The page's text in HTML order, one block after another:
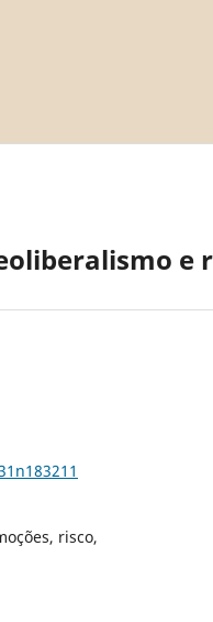
e
risco,